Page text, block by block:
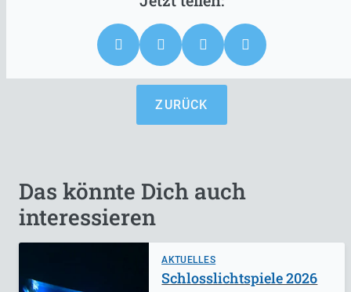
ZURÜCK
Das könnte Dich auch
interessieren
AKTUELLES
Schlosslichtspiele 2026